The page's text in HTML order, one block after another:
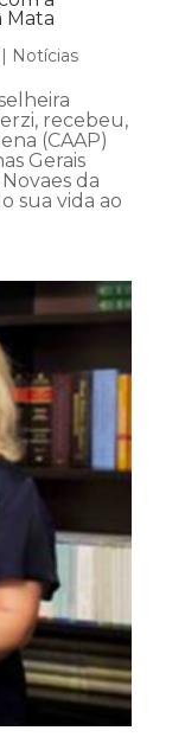
Mata
Notícias
recebeu,
(CAAP)
Gerais
da
sua vida ao